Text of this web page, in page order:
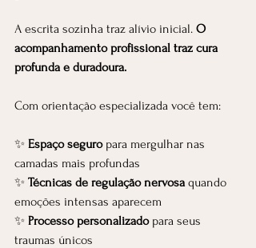
A escrita sozinha traz alívio inicial. O
acompanhamento profissional traz cura
profunda e duradoura.
Com orientação especializada você tem:
✨ Espaço seguro para mergulhar nas
camadas mais profundas
✨ Técnicas de regulação nervosa quando
emoções intensas aparecem
✨ Processo personalizado para seus
traumas únicos